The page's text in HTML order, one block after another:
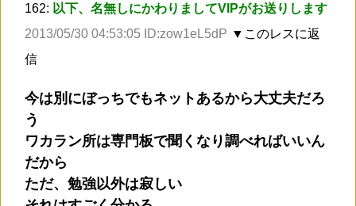
162: 以下、名無しにかわりましてVIPがお送りします
2013/05/30 04:53:05 ID:zow1eL5dP ▼このレスに返
信
今は別にぼっちでもネットあるから大丈夫だろ
う
ワカラン所は専門板で聞くなり調べればいいん
だから
ただ、勉強以外は寂しい